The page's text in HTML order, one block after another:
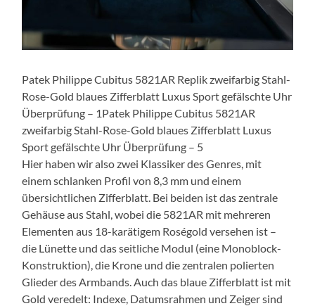
Patek Philippe Cubitus 5821AR Replik zweifarbig Stahl-
Rose-Gold blaues Zifferblatt Luxus Sport gefälschte Uhr
Überprüfung – 1Patek Philippe Cubitus 5821AR
zweifarbig Stahl-Rose-Gold blaues Zifferblatt Luxus
Sport gefälschte Uhr Überprüfung – 5
Hier haben wir also zwei Klassiker des Genres, mit
einem schlanken Profil von 8,3 mm und einem
übersichtlichen Zifferblatt. Bei beiden ist das zentrale
Gehäuse aus Stahl, wobei die 5821AR mit mehreren
Elementen aus 18-karätigem Roségold versehen ist –
die Lünette und das seitliche Modul (eine Monoblock-
Konstruktion), die Krone und die zentralen polierten
Glieder des Armbands. Auch das blaue Zifferblatt ist mit
Gold veredelt: Indexe, Datumsrahmen und Zeiger sind